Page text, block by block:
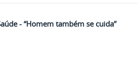
- “Homem também se cuida”